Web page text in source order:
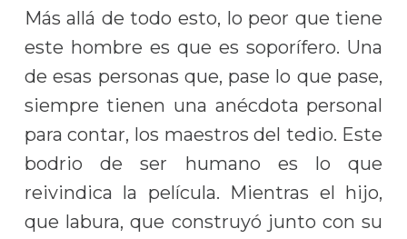
Más allá de todo esto, lo peor que tiene
este hombre es que es soporífero. Una
de esas personas que, pase lo que pase,
siempre tienen una anécdota personal
para contar, los maestros del tedio. Este
bodrio de ser humano es lo que
reivindica la película. Mientras el hijo,
que labura, que construyó junto con su